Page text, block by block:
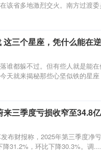
该省多地激烈交火。南方过渡
三个星座，凭什么能在
谁都躲不过。但有些人就是能
天就来揭秘那些心坚似铁的星
三季度亏损收窄至34.8
布财报称，2025年第三季度净
降31.2%，环比下降30.3%。调....